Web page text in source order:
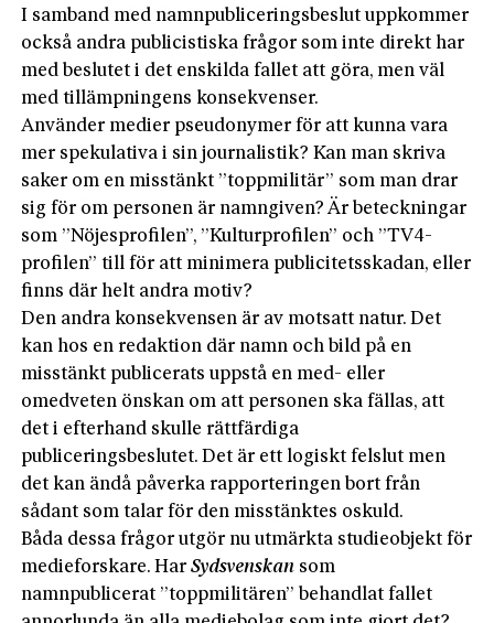
I samband med namnpubliceringsbeslut uppkommer
också andra publicistiska frågor som inte direkt har
med beslutet i det enskilda fallet att göra, men väl
med tillämpningens konsekvenser.
Använder medier pseudonymer för att kunna vara
mer spekulativa i sin journalistik? Kan man skriva
saker om en misstänkt ”toppmilitär” som man drar
sig för om personen är namngiven? Är beteckningar
som ”Nöjesprofilen”, ”Kulturprofilen” och ”TV4-
profilen” till för att minimera publicitetsskadan, eller
finns där helt andra motiv?
Den andra konsekvensen är av motsatt natur. Det
kan hos en redaktion där namn och bild på en
misstänkt publicerats uppstå en med- eller
omedveten önskan om att personen ska fällas, att
det i efterhand skulle rättfärdiga
publiceringsbeslutet. Det är ett logiskt felslut men
det kan ändå påverka rapporteringen bort från
sådant som talar för den misstänktes oskuld.
Båda dessa frågor utgör nu utmärkta studieobjekt för
medieforskare. HarSydsvenskan som
namnpublicerat ”toppmilitären” behandlat fallet